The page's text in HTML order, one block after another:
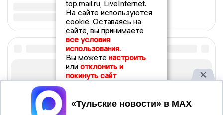
top.mail.ru, LiveInternet.
На сайте используются
cookie. Оставаясь на
сайте, вы принимаете
все условия
использования.
Вы можете настроить
или отклонить и
покинуть сайт
Принять